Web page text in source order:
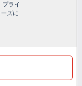
プライ
ズに